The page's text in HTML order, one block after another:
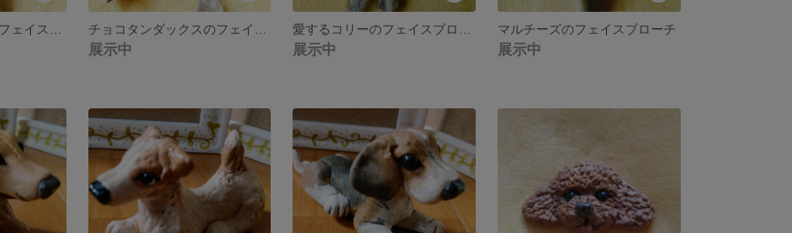
展示中 展示中
マルチーズのフェイスブローチ
展示中